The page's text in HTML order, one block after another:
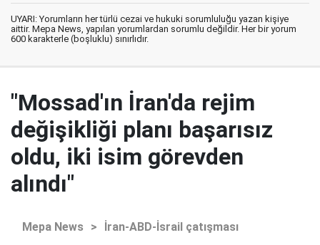
UYARI: Yorumların her türlü cezai ve hukuki sorumluluğu yazan kişiye
aittir. Mepa News, yapılan yorumlardan sorumlu değildir. Her bir yorum
600 karakterle (boşluklu) sınırlıdır.
"Mossad'ın İran'da rejim
değişikliği planı başarısız
oldu, iki isim görevden
alındı"
Mepa News > İran-ABD-İsrail çatışması